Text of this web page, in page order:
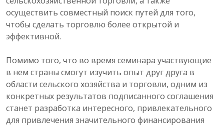
осуществить совместный поиск путей для того,
чтобы сделать торговлю более открытой и
эффективной.
Помимо того, что во время семинара участвующие
в нем страны смогут изучить опыт друг друга в
области сельского хозяйства и торговли, одним из
конкретных результатов подписанного соглашения
станет разработка интересного, привлекательного
для привлечения значительного финансирования